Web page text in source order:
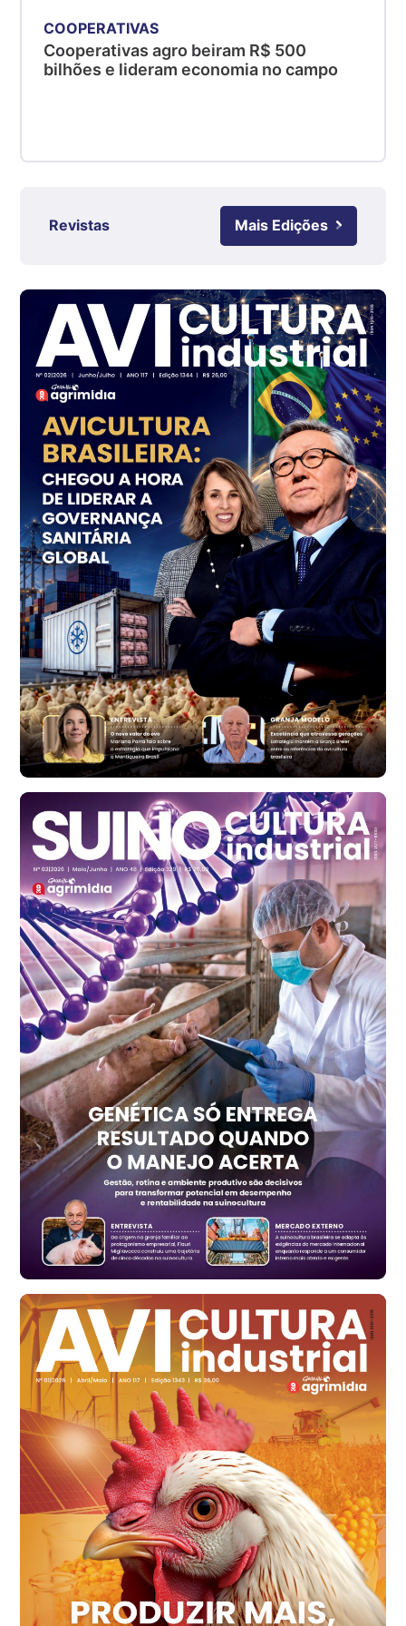
Suíno - Estadual
SC
R$ 4,50
Ovo Branco - Regional
cx
Ovo Branco - Regional
Branco
R$ 144,99
cx
Ovo Vermelho - Regional
Grande São Paulo (SP)
R$ 153,38
cx
Ovo Vermelho - Regional
Vermelho
R$ 156,33
cx
Ovo Branco - Regional
Bastos (SP)
R$ 134,40
cx
Ovo Vermelho - Regional
Bastos (SP)
R$ 146,71
cx
Frango - Indicador
SP
R$ 7,13
kg
Frango - Indicador
SP
R$ 7,15
kg
Trigo Atacado - Regional
PR
R$ 1.417,12
t
Trigo Atacado - Regional
RS
R$ 1.325,22
t
Ovo Vermelho - Regional
Vermelho
R$ 168,86
cx
Ovo Branco - Regional
Santa Maria do Jetibá (ES)
R$ 139,62
cx
Ovo Branco - Regional
Recife (PE)
R$ 144,92
cx
Ovo Vermelho - Regional
Recife (PE)
R$ 154,89
cx
COOPERATIVAS
Cooperativas agro beiram R$ 500
bilhões e lideram economia no campo
Revistas Mais Edições